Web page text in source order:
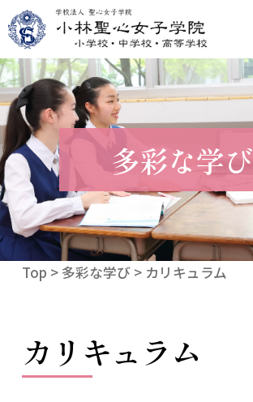
多彩な学び
Top > 多彩な学び > カリキュラム
カリキュラム